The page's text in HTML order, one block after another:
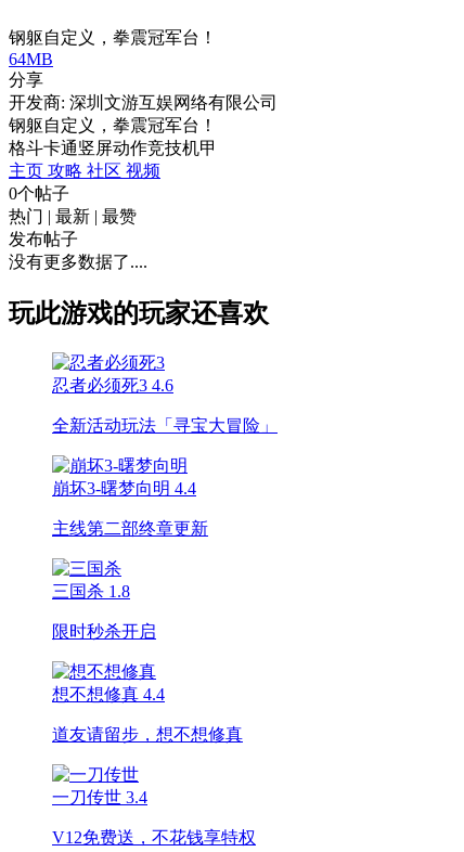
钢躯自定义，拳震冠军台！
64MB
分享
开发商: 深圳文游互娱网络有限公司
钢躯自定义，拳震冠军台！
格斗卡通竖屏动作竞技机甲
主页 攻略 社区 视频
0个帖子
热门 | 最新 | 最赞
发布帖子
没有更多数据了....
玩此游戏的玩家还喜欢
忍者必须死3 4.6
全新活动玩法「寻宝大冒险」
崩坏3-曙梦向明 4.4
主线第二部终章更新
三国杀 1.8
限时秒杀开启
想不想修真 4.4
道友请留步，想不想修真
一刀传世 3.4
V12免费送，不花钱享特权